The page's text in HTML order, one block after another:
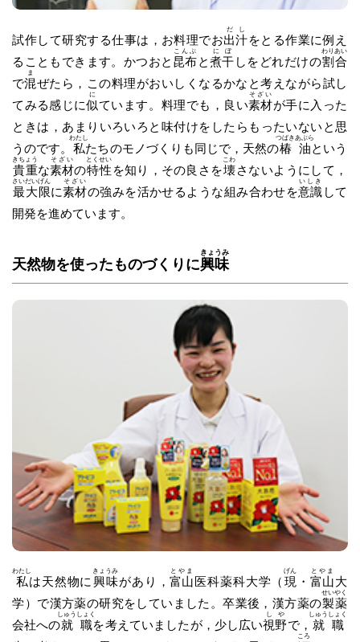
試作して研究する仕事は，お料理でお出汁
だし
をとる作業に例え
ることもできます。かつおと 昆布
こんぶ
と煮干
にぼ
しをどれだけの割合
わりあい
で混
ま
ぜたら，この料理がおいしくなるかなと考えながら試し
てみる感じに似
に
ています。料理でも，良い素材
そざい
が手に入った
ときは，あまりいろいろと味付けをしたらもったいないと思
うのです。 私
わたし
たちのモノづくりも同じで，天然の椿油
つばきあぶら
という
貴重
きちょう
な素材
そざい
の特性
とくせい
を知り，その良さを壊
こわ
さないようにして，
最大限
さいだいげん
に素材
そざい
の強みを活かせるような組み合わせを意識
いしき
して
開発を進めています。
天然物を使ったものづくりに興味
きょうみ
私
わたし
は天然物に 興味
きょうみ
があり，富山
とやま
医科薬科大学（ 現
げん
・富山
とやま
大
学）で漢方薬の研究をしていました。卒業後，漢方薬の製薬
せいやく
会社への就職
しゅうしょく
を考えていましたが，少し広い視野
しや
で， 就職
しゅうしょく
ころ